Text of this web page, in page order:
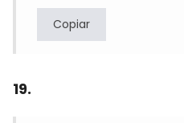
Copiar
19.